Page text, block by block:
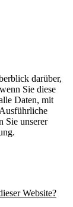
darüber,
Sie diese
Daten, mit
Sie unserer
Website?